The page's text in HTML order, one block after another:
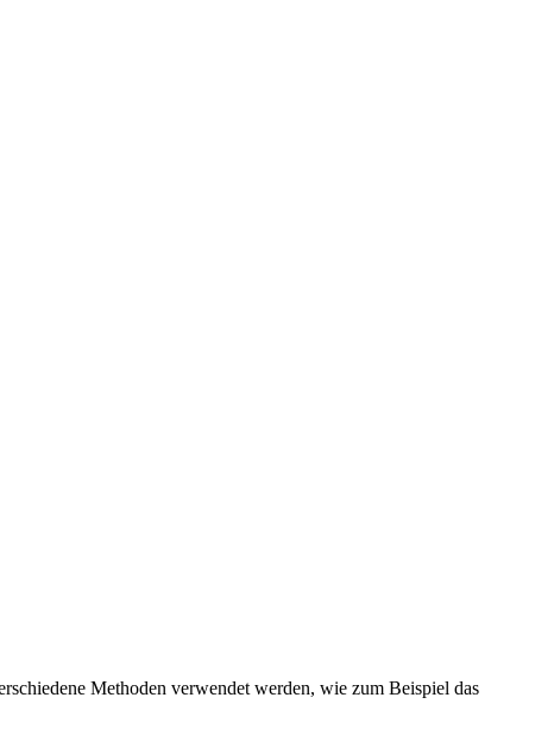
Methoden verwendet werden, wie zum Beispiel das